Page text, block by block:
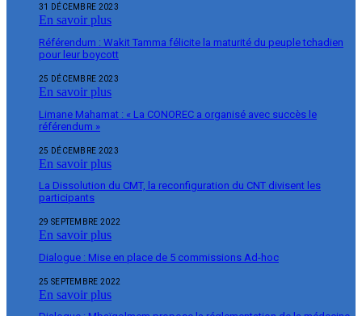
31 DÉCEMBRE 2023
En savoir plus
Référendum : Wakit Tamma félicite la maturité du peuple tchadien
pour leur boycott
25 DÉCEMBRE 2023
En savoir plus
Limane Mahamat : « La CONOREC a organisé avec succès le
référendum »
25 DÉCEMBRE 2023
En savoir plus
La Dissolution du CMT, la reconfiguration du CNT divisent les
participants
29 SEPTEMBRE 2022
En savoir plus
Dialogue : Mise en place de 5 commissions Ad-hoc
25 SEPTEMBRE 2022
En savoir plus